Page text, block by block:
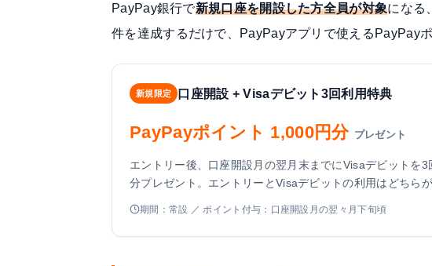
PayPay銀行で新規口座を開設した方全員が対象になる
件を達成するだけで、PayPayアプリで使えるPayPay
新規限定 口座開設 + Visaデビット3回利用特典
PayPayポイント 1,000円分 プレゼント
エントリー後、口座開設月の翌月末までにVisaデビットを
分プレゼント。エントリーとVisaデビットの利用はどちら
期間：常設 ／ ポイント付与：口座開設月の翌々月下旬頃